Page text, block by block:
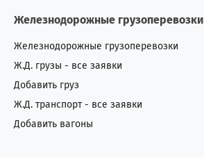
Железнодорожные грузоперевозки
Железнодорожные грузоперевозки
Ж.Д. грузы - все заявки
Добавить груз
Ж.Д. транспорт - все заявки
Добавить вагоны